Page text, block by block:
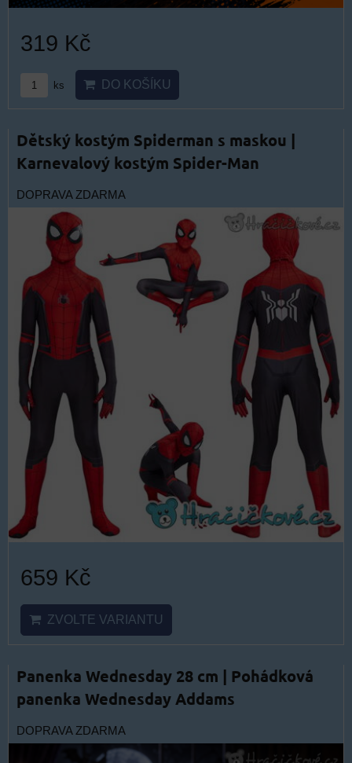
319 Kč
ks DO KOŠÍKU
Dětský kostým Spiderman s maskou |
Karnevalový kostým Spider-Man
DOPRAVA ZDARMA
659 Kč
ZVOLTE VARIANTU
Panenka Wednesday 28 cm | Pohádková
panenka Wednesday Addams
DOPRAVA ZDARMA